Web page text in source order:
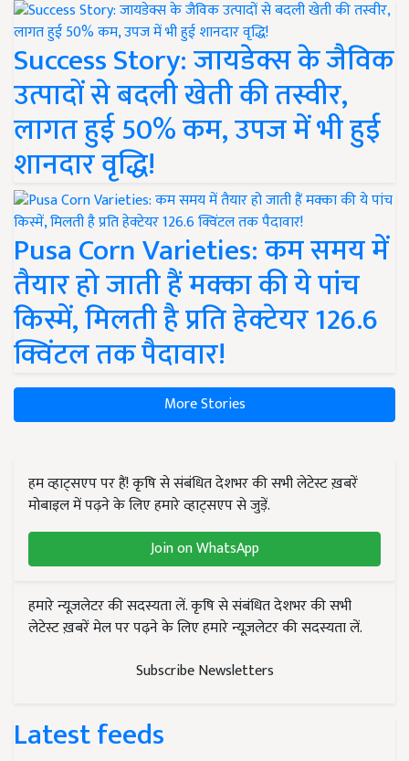
Success Story: जायडेक्स के जैविक
उत्पादों से बदली खेती की तस्वीर,
लागत हुई 50% कम, उपज में भी हुई
शानदार वृद्धि!
Pusa Corn Varieties: कम समय में
तैयार हो जाती हैं मक्का की ये पांच
किस्में, मिलती है प्रति हेक्टेयर 126.6
क्विंटल तक पैदावार!
More Stories
हम व्हाट्सएप पर हैं! कृषि से संबंधित देशभर की सभी लेटेस्ट ख़बरें
मोबाइल में पढ़ने के लिए हमारे व्हाट्सएप से जुड़ें.
Join on WhatsApp
हमारे न्यूज़लेटर की सदस्यता लें. कृषि से संबंधित देशभर की सभी
लेटेस्ट ख़बरें मेल पर पढ़ने के लिए हमारे न्यूज़लेटर की सदस्यता लें.
Subscribe Newsletters
Latest feeds